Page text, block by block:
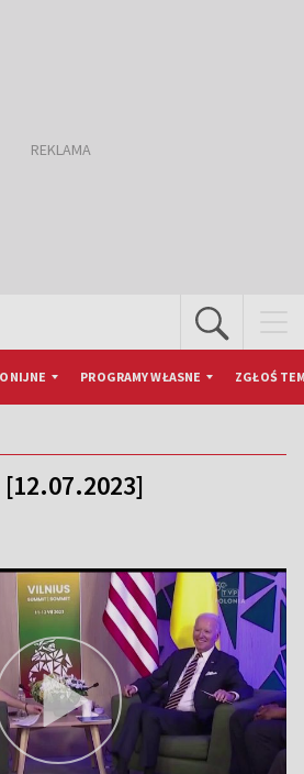
PROGRAMY WŁASNE ZGŁOŚ